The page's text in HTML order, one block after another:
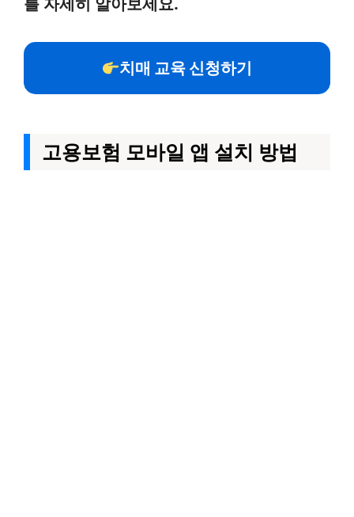
를 자세히 알아보세요.
치매 교육 신청하기
고용보험 모바일 앱 설치 방법